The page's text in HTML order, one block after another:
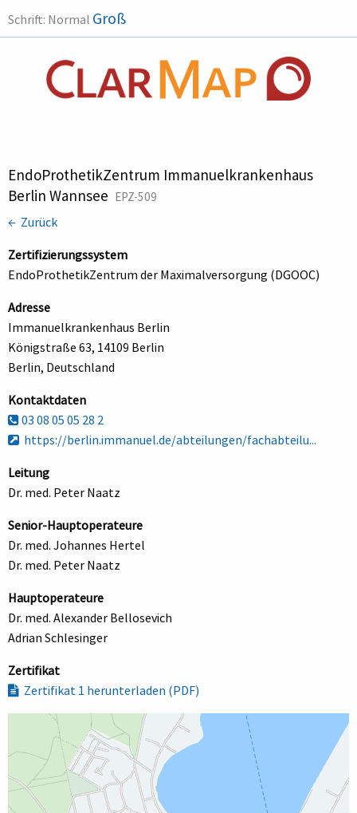
Schrift: Normal Groß
EndoProthetikZentrum Immanuelkrankenhaus
Berlin Wannsee EPZ-509
← Zurück
Zertifizierungssystem
EndoProthetikZentrum der Maximalversorgung (DGOOC)
Adresse
Immanuelkrankenhaus Berlin
Königstraße 63, 14109 Berlin
Berlin, Deutschland
Kontaktdaten
03 08 05 05 28 2
https://berlin.immanuel.de/abteilungen/fachabteilu...
Leitung
Dr. med. Peter Naatz
Senior-Hauptoperateure
Dr. med. Johannes Hertel
Dr. med. Peter Naatz
Hauptoperateure
Dr. med. Alexander Bellosevich
Adrian Schlesinger
Zertifikat
Zertifikat 1 herunterladen (PDF)